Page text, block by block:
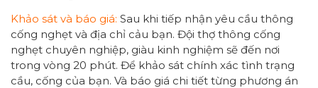
Khảo sát và báo giá: Sau khi tiếp nhận yêu cầu thông
cống nghẹt và địa chỉ cảu bạn. Đội thợ thông cống
nghẹt chuyên nghiệp, giàu kinh nghiệm sẽ đến nơi
trong vòng 20 phút. Để khảo sát chính xác tình trạng
cầu, cống của bạn. Và báo giá chi tiết từng phương án